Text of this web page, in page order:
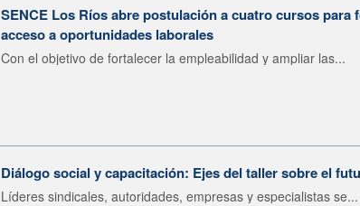
SENCE Los Ríos abre postulación a cuatro cursos para
acceso a oportunidades laborales
Con el objetivo de fortalecer la empleabilidad y ampliar las...
Diálogo social y capacitación: Ejes del taller sobre el
Líderes sindicales, autoridades, empresas y especialistas se...